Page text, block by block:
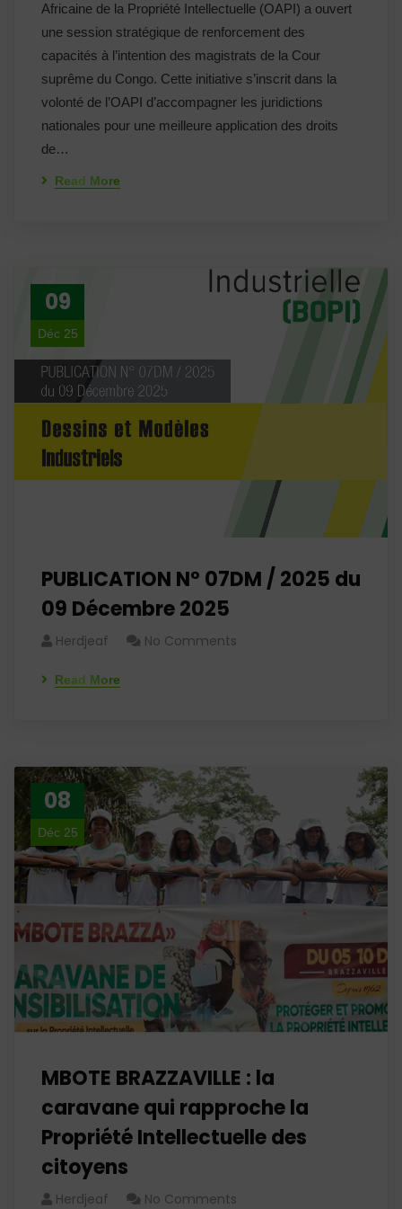
Africaine de la Propriété Intellectuelle (OAPI) a ouvert
une session stratégique de renforcement des
capacités à l’intention des magistrats de la Cour
suprême du Congo. Cette initiative s’inscrit dans la
volonté de l’OAPI d’accompagner les juridictions
nationales pour une meilleure application des droits
de…
Read More
09
Déc 25
PUBLICATION N° 07DM / 2025 du
09 Décembre 2025
Herdjeaf No Comments
Read More
08
Déc 25
MBOTE BRAZZAVILLE : la
caravane qui rapproche la
Propriété Intellectuelle des
citoyens
Herdjeaf No Comments